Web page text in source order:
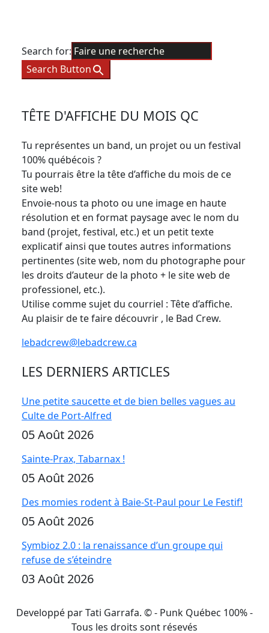
Search for:
Search Button
TÊTE D'AFFICHE DU MOIS QC
Tu représentes un band, un projet ou un festival
100% québécois ?
Tu pourrais être la tête d’affiche du mois de ce
site web!
Envoie-nous ta photo ou une image en haute
résolution et en format paysage avec le nom du
band (projet, festival, etc.) et un petit texte
explicatif ainsi que toutes autres informations
pertinentes (site web, nom du photographe pour
les droits d’auteur de la photo + le site web de
professionel, etc.).
Utilise comme sujet du courriel : Tête d’affiche.
Au plaisir de te faire découvrir , le Bad Crew.
lebadcrew@lebadcrew.ca
LES DERNIERS ARTICLES
Une petite saucette et de bien belles vagues au
Culte de Port-Alfred
05 Août 2026
Sainte-Prax, Tabarnax !
05 Août 2026
Des momies rodent à Baie-St-Paul pour Le Festif!
05 Août 2026
Symbioz 2.0 : la renaissance d’un groupe qui
refuse de s’éteindre
03 Août 2026
Developpé par Tati Garrafa. ©- Punk Québec 100% -
Tous les droits sont résevés